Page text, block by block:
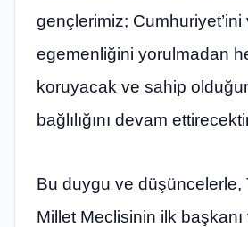
gençlerimiz; Cumhuriyet’ini
egemenliğini yorulmadan
koruyacak ve sahip
bağlılığını devam
Bu duygu ve düşüncelerle,
Millet Meclisinin ilk